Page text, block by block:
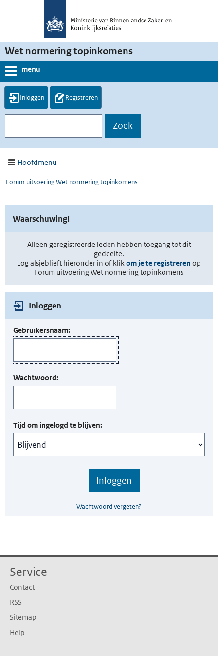
Wet normering topinkomens
menu
Inloggen Registreren
Hoofdmenu
Forum uitvoering Wet normering topinkomens
Waarschuwing!
Alleen geregistreerde leden hebben toegang tot dit
gedeelte.
Log alsjeblieft hieronder in of klik om je te registreren op
Forum uitvoering Wet normering topinkomens
Inloggen
Gebruikersnaam:
Wachtwoord:
Tijd om ingelogd te blijven:
Wachtwoord vergeten?
Service
Contact
RSS
Sitemap
Help